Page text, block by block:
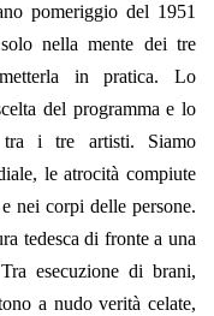
pomeriggio del 1951
nella mente dei tre
in pratica. Lo
del programma e lo
i tre artisti. Siamo
le atrocità compiute
nei corpi delle persone.
tedesca di fronte a una
esecuzione di brani,
a nudo verità celate,